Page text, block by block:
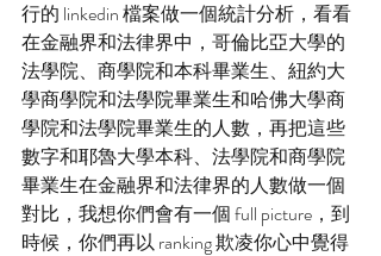
行的 linkedin 檔案做一個統計分析，看看
在金融界和法律界中，哥倫比亞大學的
法學院、商學院和本科畢業生、紐約大
學商學院和法學院畢業生和哈佛大學商
學院和法學院畢業生的人數，再把這些
數字和耶魯大學本科、法學院和商學院
畢業生在金融界和法律界的人數做一個
對比，我想你們會有一個 full picture，到
時候，你們再以 ranking 欺凌你心中覺得